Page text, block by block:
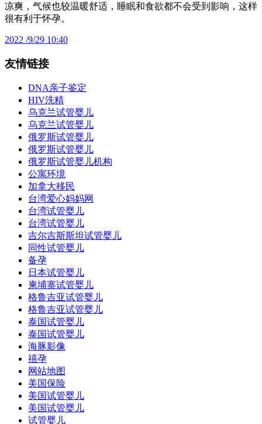
凉爽，气候也较温暖舒适，睡眠和食欲都不会受到影响，这样
很有利于怀孕。
2022 /9/29 10:40
友情链接
DNA亲子鉴定
HIV洗精
乌克兰试管婴儿
乌克兰试管婴儿
俄罗斯试管婴儿
俄罗斯试管婴儿
俄罗斯试管婴儿机构
公寓环境
加拿大移民
台湾爱心妈妈网
台湾试管婴儿
台湾试管婴儿
吉尔吉斯斯坦试管婴儿
同性试管婴儿
备孕
日本试管婴儿
柬埔寨试管婴儿
格鲁吉亚试管婴儿
格鲁吉亚试管婴儿
泰国试管婴儿
泰国试管婴儿
海豚影像
禧孕
网站地图
美国保险
美国试管婴儿
美国试管婴儿
试管婴儿